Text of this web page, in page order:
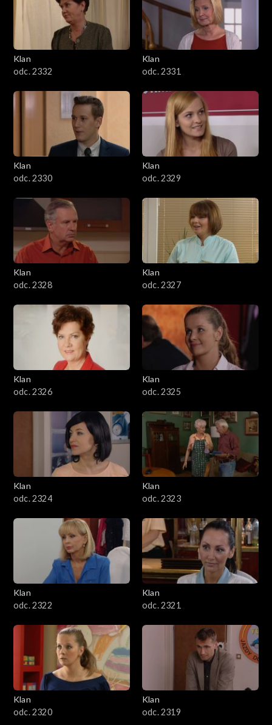
Klan
odc. 2332
Klan
odc. 2331
Klan
odc. 2330
Klan
odc. 2329
Klan
odc. 2328
Klan
odc. 2327
Klan
odc. 2326
Klan
odc. 2325
Klan
odc. 2324
Klan
odc. 2323
Klan
odc. 2322
Klan
odc. 2321
Klan
odc. 2320
Klan
odc. 2319